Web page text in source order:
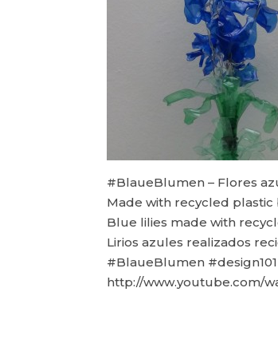
#BlaueBlumen – Flores
Made with recycled plastic
Blue lilies made with
Lirios azules realizados
#BlaueBlumen
http://www.youtube.com/